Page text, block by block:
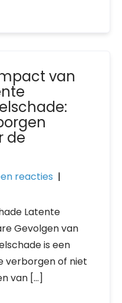
van
de
reacties |
Latente
Gevolgen van
is een
verborgen of niet
van […]